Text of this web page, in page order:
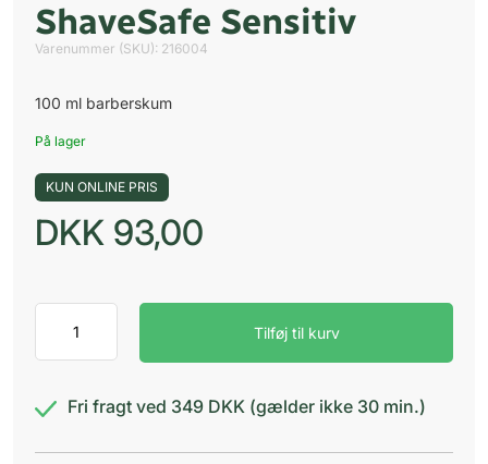
ShaveSafe Sensitiv
Varenummer (SKU): 216004
100 ml barberskum
På lager
KUN ONLINE PRIS
DKK 93,00
Sensitiv
antal
Tilføj til kurv
Fri fragt ved 349 DKK (gælder ikke 30 min.)